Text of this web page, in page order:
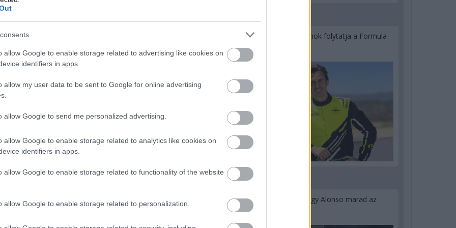
allow Google to enable storage related to advertising like cookies on
identifiers in apps.
allow my user data to be sent to Google for online advertising
allow Google to send me personalized advertising.
allow Google to enable storage related to analytics like cookies on
identifiers in apps.
allow Google to enable storage related to functionality of the website
allow Google to enable storage related to personalization.
lesz a #8-as autónak – mindjárt látjuk, hogy mennyi.
közben újabb 3:19,9-es kört dobott oda. Az utolsó utáni
kereket cserélték le. Sok furcsaság miatt buktak már
így most 15 másodperccel vezet a #7-es. De
Még így is szoros lehet a vége...
defektjénél nem a megfelelő kereket cserélték le a
még egyszer... Időt akartak spórolni, hiszen egy teljes
mint egy szimpla csere – ezen mehet el a
idő óta először megy 3:20 alá egy Toyota, miközben
Újabb korábbi F2-es bajnok folytatja a Formula-
E-ben
3 napja
Newey biztos benne, hogy Alonso marad az
Aston Martinnál